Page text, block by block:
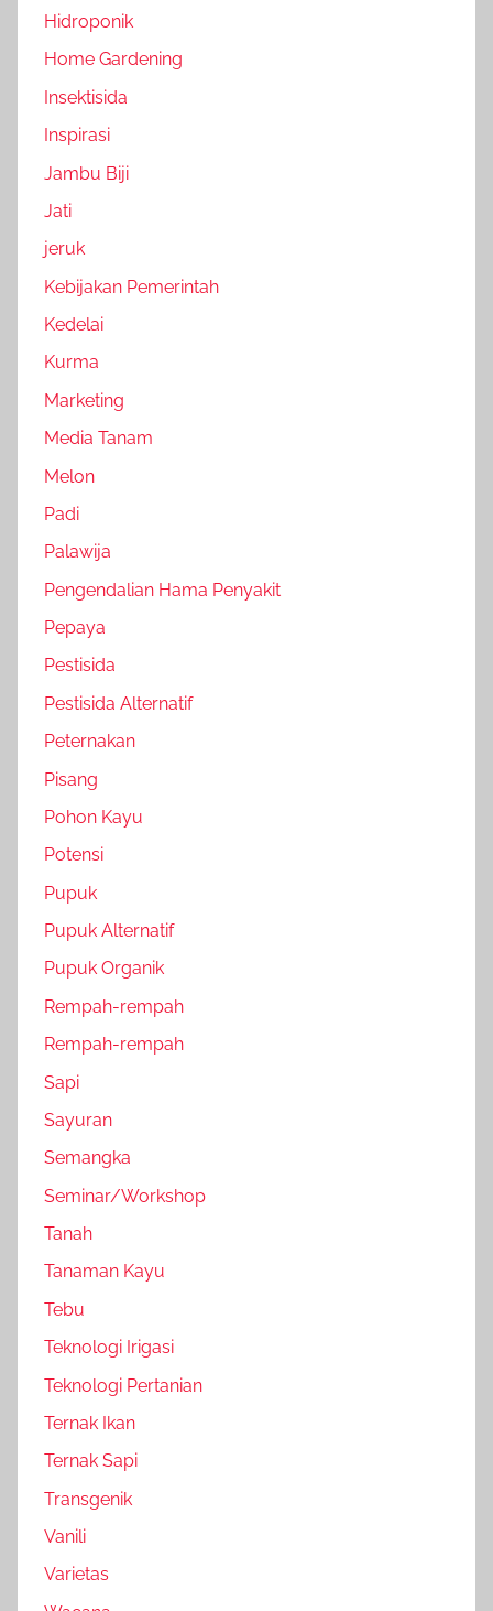
Hidroponik
Home Gardening
Insektisida
Inspirasi
Jambu Biji
Jati
jeruk
Kebijakan Pemerintah
Kedelai
Kurma
Marketing
Media Tanam
Melon
Padi
Palawija
Pengendalian Hama Penyakit
Pepaya
Pestisida
Pestisida Alternatif
Peternakan
Pisang
Pohon Kayu
Potensi
Pupuk
Pupuk Alternatif
Pupuk Organik
Rempah-rempah
Rempah-rempah
Sapi
Sayuran
Semangka
Seminar/Workshop
Tanah
Tanaman Kayu
Tebu
Teknologi Irigasi
Teknologi Pertanian
Ternak Ikan
Ternak Sapi
Transgenik
Vanili
Varietas